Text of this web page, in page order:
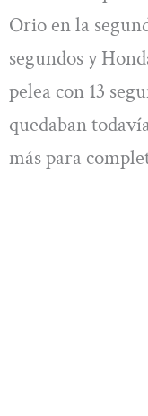
Orio en la
segundos y
pelea con 13
quedaban
más para